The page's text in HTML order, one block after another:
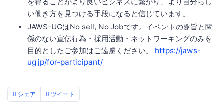
い働き方を見つける手段になると信じています。
JAWS-UGはNo sell, No Jobです。イベントの趣旨と関
係のない宣伝行為・採用活動・ネットワーキングのみを
目的としたご参加はご遠慮ください。 https://jaws-
ug.jp/for-participant/
シェア ツイート